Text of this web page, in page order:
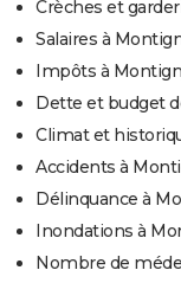
Crèches et
Salaires à
Impôts à
Dette et budget
Climat et
Accidents à
Délinquance à
Inondations à
Nombre de